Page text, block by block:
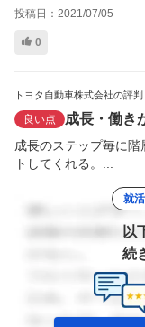
投稿日： 2021/07/05
0
トヨタ自動車株式会社の評
良い点 成長・働き
成長のステップ毎に
トしてくれる。...
就
以
続